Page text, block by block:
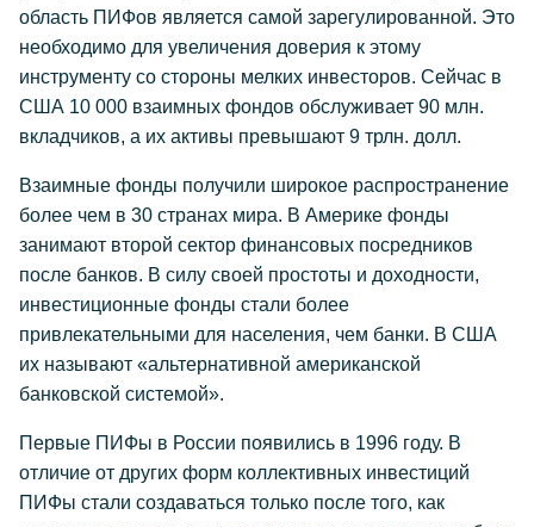
область ПИФов является самой зарегулированной. Это
необходимо для увеличения доверия к этому
инструменту со стороны мелких инвесторов. Сейчас в
США 10 000 взаимных фондов обслуживает 90 млн.
вкладчиков, а их активы превышают 9 трлн. долл.
Взаимные фонды получили широкое распространение
более чем в 30 странах мира. В Америке фонды
занимают второй сектор финансовых посредников
после банков. В силу своей простоты и доходности,
инвестиционные фонды стали более
привлекательными для населения, чем банки. В США
их называют «альтернативной американской
банковской системой».
Первые ПИФы в России появились в 1996 году. В
отличие от других форм коллективных инвестиций
ПИФы стали создаваться только после того, как